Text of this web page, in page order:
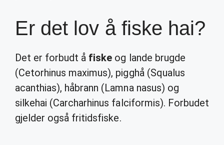
Er det lov å fiske hai?
Det er forbudt å fiske og lande brugde
(Cetorhinus maximus), pigghå (Squalus
acanthias), håbrann (Lamna nasus) og
silkehai (Carcharhinus falciformis). Forbudet
gjelder også fritidsfiske.